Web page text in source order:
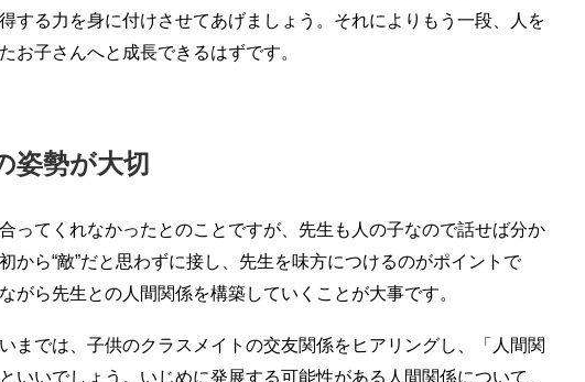
する力を身に付けさせてあげましょう。それによりもう一段、人を
お子さんへと成長できるはずです。
姿勢が大切
ってくれなかったとのことですが、先生も人の子なので話せば分か
から“敵”だと思わずに接し、先生を味方につけるのがポイントで
がら先生との人間関係を構築していくことが大事です。
までは、子供のクラスメイトの交友関係をヒアリングし、「人間関
いいでしょう。いじめに発展する可能性がある人間関係について、